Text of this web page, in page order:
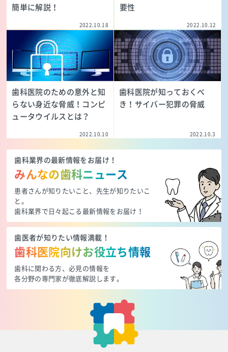
簡単に解説！
2022.10.18
要性
2022.10.12
歯科医院のための意外と知
らない身近な脅威！コンピ
ュータウイルスとは？
2022.10.10
歯科医院が知っておくべ
き！サイバー犯罪の脅威
2022.10.3
歯科業界の最新情報をお届け！
みんなの歯科ニュース
患者さんが知りたいこと、先生が知りたいこ
と。
歯科業界で日々起こる最新情報をお届け！
歯医者が知りたい情報満載！
歯科医院向けお役立ち情報
歯科に関わる方、必見の情報を
各分野の専門家が徹底解説します。